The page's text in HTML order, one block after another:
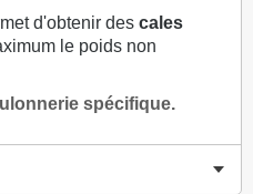
d'obtenir des cales
le poids non
spécifique.